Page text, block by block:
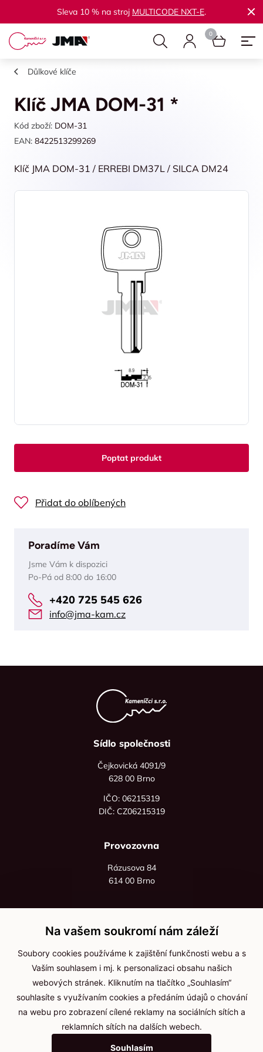
Sleva 10 % na stroj MULTICODE NXT-E.
Důlkové klíče
Klíč JMA DOM-31 *
Kód zboží: DOM-31
EAN: 8422513299269
Klíč JMA DOM-31 / ERREBI DM37L / SILCA DM24
Poptat produkt
Přidat do oblíbených
Poradíme Vám
Jsme Vám k dispozici
Po-Pá od 8:00 do 16:00
+420 725 545 626
info@jma-kam.cz
Sídlo společnosti
Čejkovická 4091/9
628 00 Brno
IČO: 06215319
DIČ: CZ06215319
Provozovna
Rázusova 84
614 00 Brno
+420 736 535 066
Po - pá: 8:00 - 16:00
info@jma-kam.cz
Důležité informace
Ochrana osobních údajů
Cookies
Na vašem soukromí nám záleží
Soubory cookies používáme k zajištění funkčnosti webu a s
Vaším souhlasem i mj. k personalizaci obsahu našich
webových stránek. Kliknutím na tlačítko „Souhlasím“
souhlasíte s využívaním cookies a předáním údajů o chování
na webu pro zobrazení cílené reklamy na sociálních sítích a
reklamních sítích na dalších webech.
Souhlasím